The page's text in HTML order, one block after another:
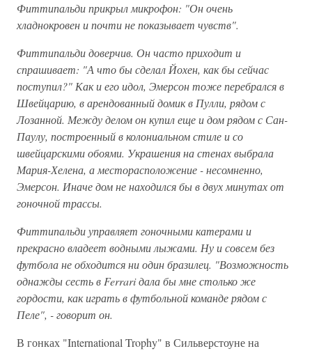
Фиттипальди прикрыл микрофон: "Он очень
хладнокровен и почти не показывает чувств".
Фиттипальди доверчив. Он часто приходит и
спрашивает: "А что бы сделал Йохен, как бы сейчас
поступил?" Как и его идол, Эмерсон тоже перебрался в
Швейцарию, в арендованный домик в Пулли, рядом с
Лозанной. Между делом он купил еще и дом рядом с Сан-
Паулу, построенный в колониальном стиле и со
швейцарскими обоями. Украшения на стенах выбрала
Мария-Хелена, а месторасположение - несомненно,
Эмерсон. Иначе дом не находился бы в двух минутах от
гоночной трассы.
Фиттипальди управляет гоночными катерами и
прекрасно владеет водными лыжами. Ну и совсем без
футбола не обходится ни один бразилец. "Возможность
однажды сесть в Ferrari дала бы мне столько же
гордости, как играть в футбольной команде рядом с
Пеле", - говорит он.
В гонках "International Trophy" в Сильверстоуне на